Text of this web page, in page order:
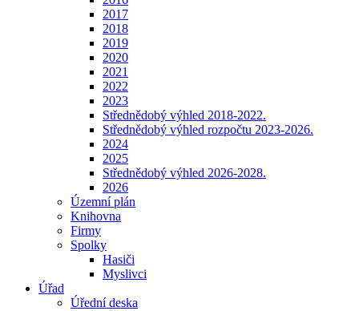
2017
2018
2019
2020
2021
2022
2023
Střednědobý výhled 2018-2022.
Střednědobý výhled rozpočtu 2023-2026.
2024
2025
Střednědobý výhled 2026-2028.
2026
Územní plán
Knihovna
Firmy
Spolky
Hasiči
Myslivci
Úřad
Úřední deska